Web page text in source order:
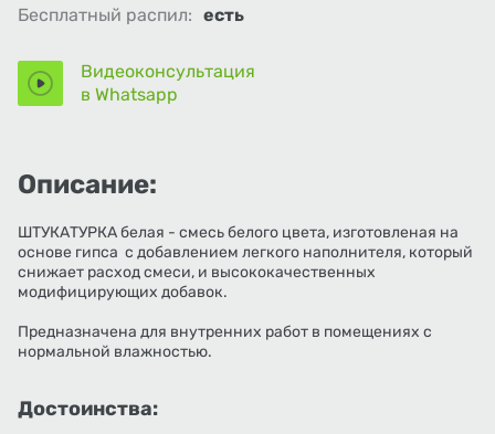
Бесплатный распил: есть
Видеоконсультация
в Whatsapp
Описание:
ШТУКАТУРКА белая - смесь белого цвета, изготовленая на
основе гипса с добавлением легкого наполнителя, который
снижает расход смеси, и высококачественных
модифицирующих добавок.
Предназначена для внутренних работ в помещениях с
нормальной влажностью.
Достоинства: